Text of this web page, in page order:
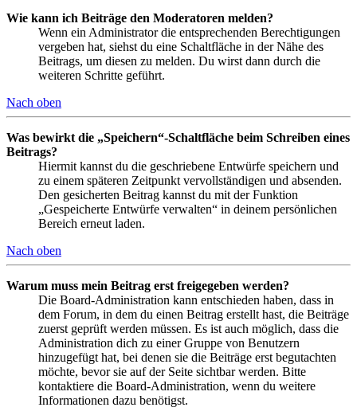
Wie kann ich Beiträge den Moderatoren melden?
Wenn ein Administrator die entsprechenden Berechtigungen
vergeben hat, siehst du eine Schaltfläche in der Nähe des
Beitrags, um diesen zu melden. Du wirst dann durch die
weiteren Schritte geführt.
Nach oben
Was bewirkt die „Speichern“-Schaltfläche beim Schreiben eines
Beitrags?
Hiermit kannst du die geschriebene Entwürfe speichern und
zu einem späteren Zeitpunkt vervollständigen und absenden.
Den gesicherten Beitrag kannst du mit der Funktion
„Gespeicherte Entwürfe verwalten“ in deinem persönlichen
Bereich erneut laden.
Nach oben
Warum muss mein Beitrag erst freigegeben werden?
Die Board-Administration kann entschieden haben, dass in
dem Forum, in dem du einen Beitrag erstellt hast, die Beiträge
zuerst geprüft werden müssen. Es ist auch möglich, dass die
Administration dich zu einer Gruppe von Benutzern
hinzugefügt hat, bei denen sie die Beiträge erst begutachten
möchte, bevor sie auf der Seite sichtbar werden. Bitte
kontaktiere die Board-Administration, wenn du weitere
Informationen dazu benötigst.